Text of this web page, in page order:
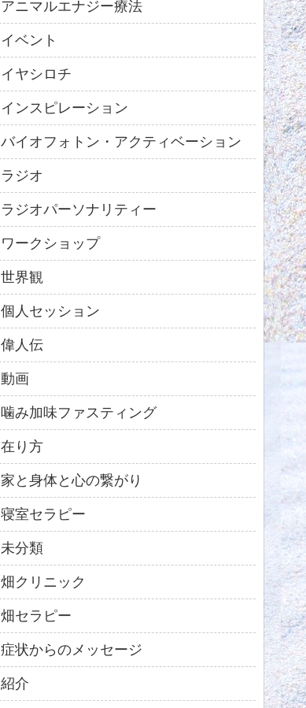
アニマルエナジー療法
イベント
イヤシロチ
インスピレーション
バイオフォトン・アクティベーション
ラジオ
ラジオパーソナリティー
ワークショップ
世界観
個人セッション
偉人伝
動画
噛み加味ファスティング
在り方
家と身体と心の繋がり
寝室セラピー
未分類
畑クリニック
畑セラピー
症状からのメッセージ
紹介